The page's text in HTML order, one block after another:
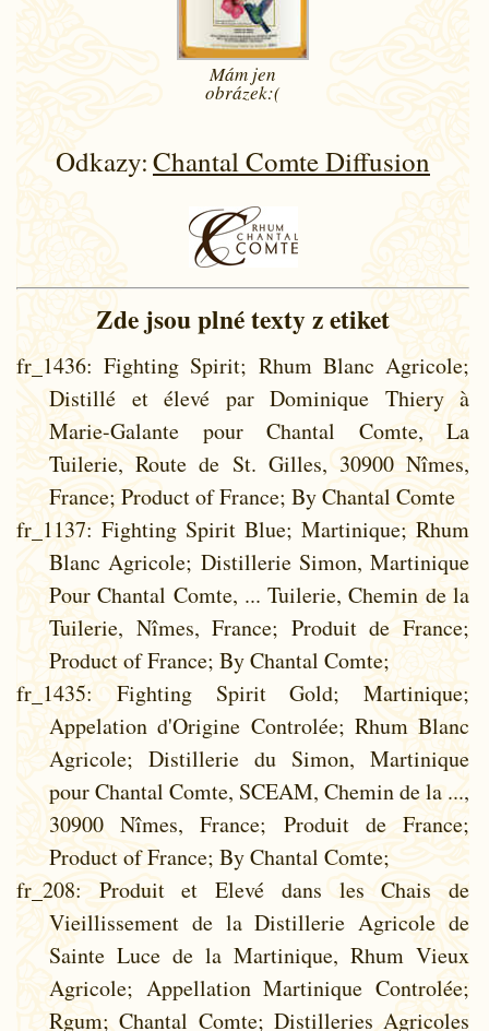
Mám jen
obrázek:(
Odkazy:Chantal Comte Diffusion
Zde jsou plné texty z etiket
fr_1436: Fighting Spirit; Rhum Blanc Agricole;
Distillé et élevé par Dominique Thiery à
Marie-Galante pour Chantal Comte, La
Tuilerie, Route de St. Gilles, 30900 Nîmes,
France; Product of France; By Chantal Comte
fr_1137: Fighting Spirit Blue; Martinique; Rhum
Blanc Agricole; Distillerie Simon, Martinique
Pour Chantal Comte, ... Tuilerie, Chemin de la
Tuilerie, Nîmes, France; Produit de France;
Product of France; By Chantal Comte;
fr_1435: Fighting Spirit Gold; Martinique;
Appelation d'Origine Controlée; Rhum Blanc
Agricole; Distillerie du Simon, Martinique
pour Chantal Comte, SCEAM, Chemin de la ...,
30900 Nîmes, France; Produit de France;
Product of France; By Chantal Comte;
fr_208: Produit et Elevé dans les Chais de
Vieillissement de la Distillerie Agricole de
Sainte Luce de la Martinique, Rhum Vieux
Agricole; Appellation Martinique Controlée;
Rgum; Chantal Comte; Distilleries Agricoles